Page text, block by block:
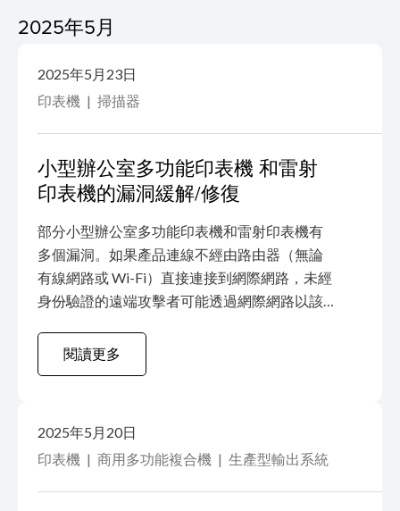
2025年5月
2025年5月23日
印表機
掃描器
小型辦公室多功能印表機 和雷射
印表機的漏洞緩解/修復
部分小型辦公室多功能印表機和雷射印表機有
多個漏洞。如果產品連線不經由路由器（無論
有線網路或 Wi-Fi）直接連接到網際網路，未經
身份驗證的遠端攻擊者可能透過網際網路以該
閱讀更多
2025年5月20日
印表機
商用多功能複合機 生產型輸出系統